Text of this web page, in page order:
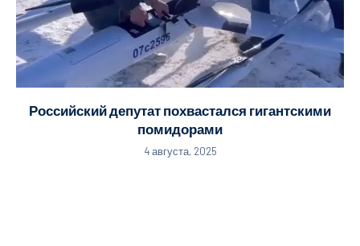
Российский депутат похвастался гигантскими
помидорами
4 августа, 2025